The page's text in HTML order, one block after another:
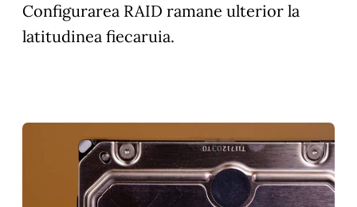
Configurarea RAID ramane ulterior la
latitudinea fiecaruia.